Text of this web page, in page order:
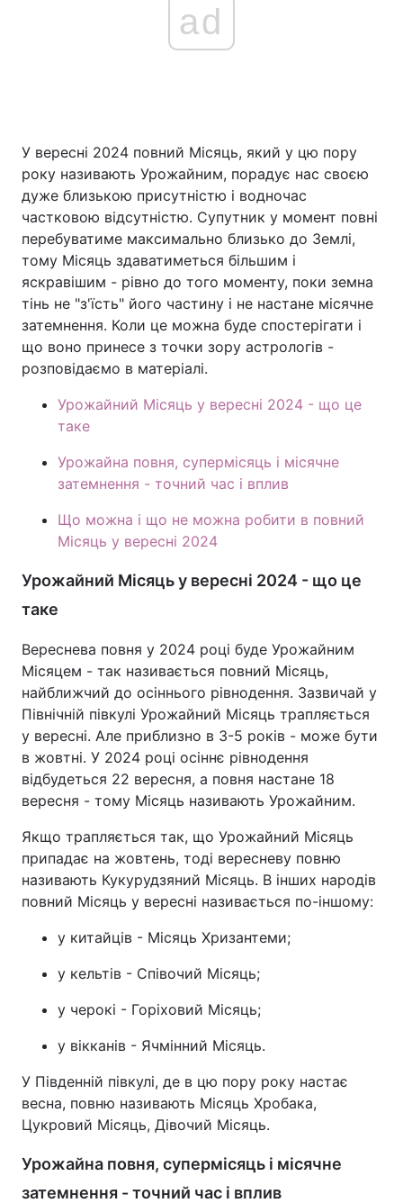
ad
У вересні 2024 повний Місяць, який у цю пору
року називають Урожайним, порадує нас своєю
дуже близькою присутністю і водночас
частковою відсутністю. Супутник у момент повні
перебуватиме максимально близько до Землі,
тому Місяць здаватиметься більшим і
яскравішим - рівно до того моменту, поки земна
тінь не "з'їсть" його частину і не настане місячне
затемнення. Коли це можна буде спостерігати і
що воно принесе з точки зору астрологів -
розповідаємо в матеріалі.
Урожайний Місяць у вересні 2024 - що це
таке
Урожайна повня, супермісяць і місячне
затемнення - точний час і вплив
Що можна і що не можна робити в повний
Місяць у вересні 2024
Урожайний Місяць у вересні 2024 - що це
таке
Вереснева повня у 2024 році буде Урожайним
Місяцем - так називається повний Місяць,
найближчий до осіннього рівнодення. Зазвичай у
Північній півкулі Урожайний Місяць трапляється
у вересні. Але приблизно в 3-5 років - може бути
в жовтні. У 2024 році осіннє рівнодення
відбудеться 22 вересня, а повня настане 18
вересня - тому Місяць називають Урожайним.
Якщо трапляється так, що Урожайний Місяць
припадає на жовтень, тоді вересневу повню
називають Кукурудзяний Місяць. В інших народів
повний Місяць у вересні називається по-іншому:
у китайців - Місяць Хризантеми;
у кельтів - Співочий Місяць;
у черокі - Горіховий Місяць;
у вікканів - Ячмінний Місяць.
У Південній півкулі, де в цю пору року настає
весна, повню називають Місяць Хробака,
Цукровий Місяць, Дівочий Місяць.
Урожайна повня, супермісяць і місячне
затемнення - точний час і вплив